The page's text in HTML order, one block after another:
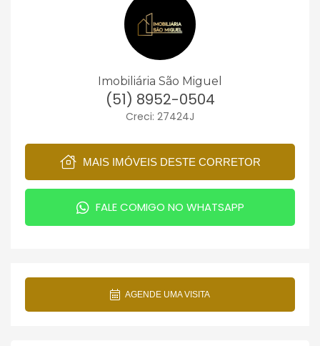
Imobiliária São Miguel
(51) 8952-0504
Creci: 27424J
MAIS IMÓVEIS DESTE CORRETOR
FALE COMIGO NO WHATSAPP
AGENDE UMA VISITA